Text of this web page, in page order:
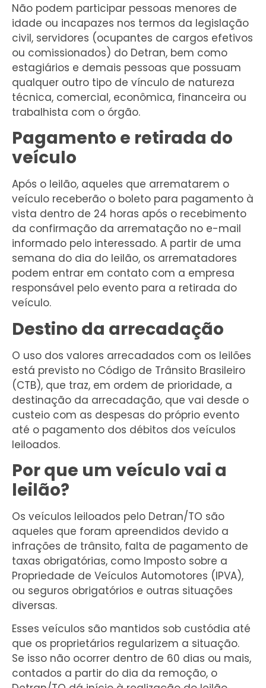
Não podem participar pessoas menores de
idade ou incapazes nos termos da legislação
civil, servidores (ocupantes de cargos efetivos
ou comissionados) do Detran, bem como
estagiários e demais pessoas que possuam
qualquer outro tipo de vínculo de natureza
técnica, comercial, econômica, financeira ou
trabalhista com o órgão.
Pagamento e retirada do
veículo
Após o leilão, aqueles que arrematarem o
veículo receberão o boleto para pagamento à
vista dentro de 24 horas após o recebimento
da confirmação da arrematação no e-mail
informado pelo interessado. A partir de uma
semana do dia do leilão, os arrematadores
podem entrar em contato com a empresa
responsável pelo evento para a retirada do
veículo.
Destino da arrecadação
O uso dos valores arrecadados com os leilões
está previsto no Código de Trânsito Brasileiro
(CTB), que traz, em ordem de prioridade, a
destinação da arrecadação, que vai desde o
custeio com as despesas do próprio evento
até o pagamento dos débitos dos veículos
leiloados.
Por que um veículo vai a
leilão?
Os veículos leiloados pelo Detran/TO são
aqueles que foram apreendidos devido a
infrações de trânsito, falta de pagamento de
taxas obrigatórias, como Imposto sobre a
Propriedade de Veículos Automotores (IPVA),
ou seguros obrigatórios e outras situações
diversas.
Esses veículos são mantidos sob custódia até
que os proprietários regularizem a situação.
Se isso não ocorrer dentro de 60 dias ou mais,
contados a partir do dia da remoção, o